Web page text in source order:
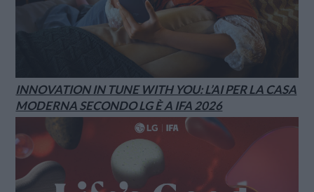
INNOVATION IN TUNE WITH YOU: L’AI PER LA CASA
MODERNA SECONDO LG È A IFA 2026